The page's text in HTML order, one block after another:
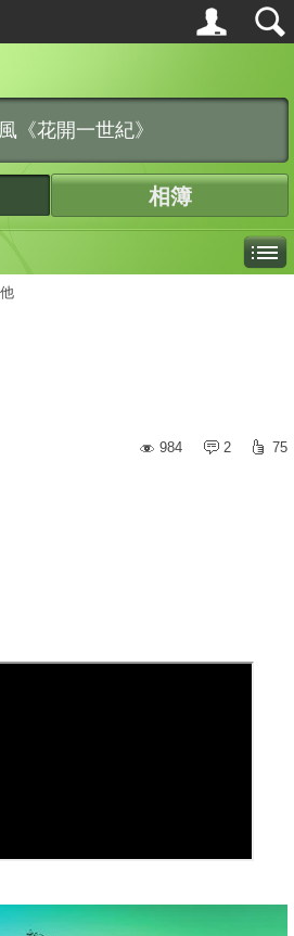
《花開一世紀》
相簿
984
2 75